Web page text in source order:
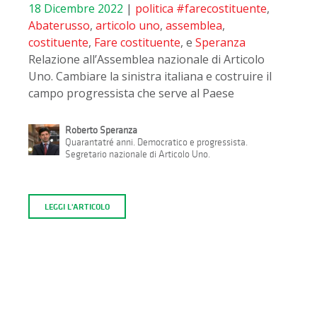
18 Dicembre 2022 | politica #farecostituente,
Abaterusso, articolo uno, assemblea,
costituente, Fare costituente, e Speranza
Relazione all’Assemblea nazionale di Articolo
Uno. Cambiare la sinistra italiana e costruire il
campo progressista che serve al Paese
Roberto Speranza
Quarantatré anni. Democratico e progressista.
Segretario nazionale di Articolo Uno.
LEGGI L'ARTICOLO